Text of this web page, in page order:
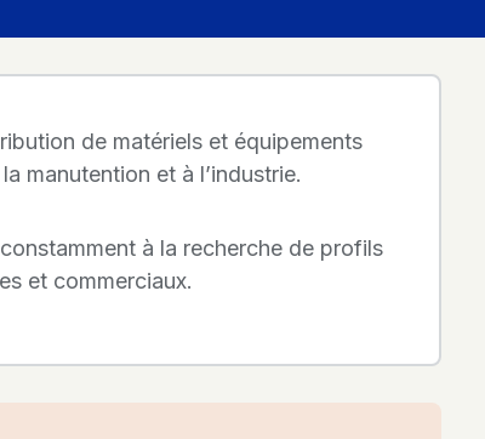
de matériels et équipements
manutention et à l’industrie.
à la recherche de profils
et commerciaux.